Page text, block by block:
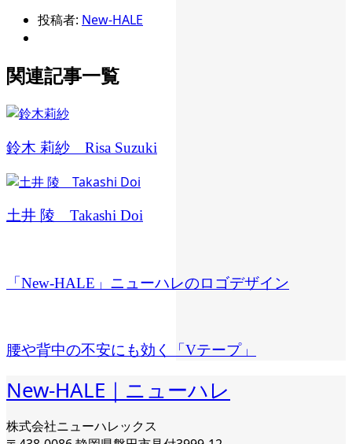
投稿者: New-HALE
関連記事一覧
鈴木 莉紗 Risa Suzuki
土井 陵 Takashi Doi
「New-HALE」ニューハレのロゴデザイン
腰や背中の不安にも効く「Vテープ」
New-HALE｜ニューハレ
株式会社ニューハレックス